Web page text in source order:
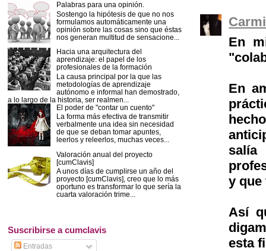
En
En
salía
y que
Así
esta
Palabras para una opinión.
Sostengo la hipótesis de que no nos
formulamos automáticamente una
opinión sobre las cosas sino que éstas
nos generan multitud de sensacione...
Hacia una arquitectura del
aprendizaje: el papel de los
profesionales de la formación
La causa principal por la que las
metodologías de aprendizaje
autónomo e informal han demostrado,
a lo largo de la historia, ser realmen...
El poder de "contar un cuento"
La forma más efectiva de transmitir
verbalmente una idea sin necesidad
de que se deban tomar apuntes,
leerlos y releerlos, muchas veces...
Valoración anual del proyecto
[cumClavis]
A unos días de cumplirse un año del
proyecto [cumClavis], creo que lo más
oportuno es transformar lo que sería la
cuarta valoración trime...
Suscribirse a cumclavis
Entradas